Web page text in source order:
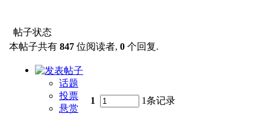
帖子状态
本帖子共有 847 位阅读者, 0 个回复.
话题
投票
悬赏
1 1条记录